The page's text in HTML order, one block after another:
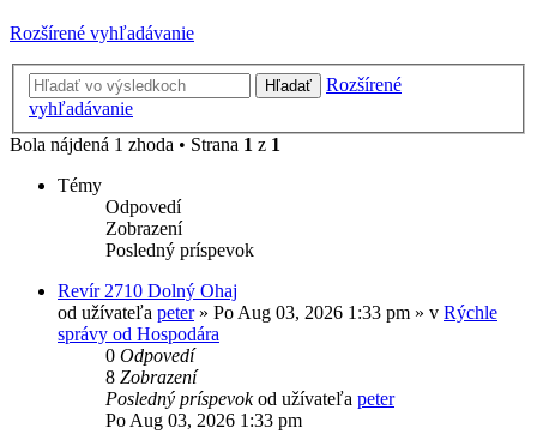
Rozšírené vyhľadávanie
Hľadať
Rozšírené
vyhľadávanie
Bola nájdená 1 zhoda • Strana 1 z 1
Témy
Odpovedí
Zobrazení
Posledný príspevok
Revír 2710 Dolný Ohaj
od užívateľa peter» Po Aug 03, 2026 1:33 pm » v Rýchle
správy od Hospodára
0 Odpovedí
8 Zobrazení
Posledný príspevokod užívateľa peter
Po Aug 03, 2026 1:33 pm